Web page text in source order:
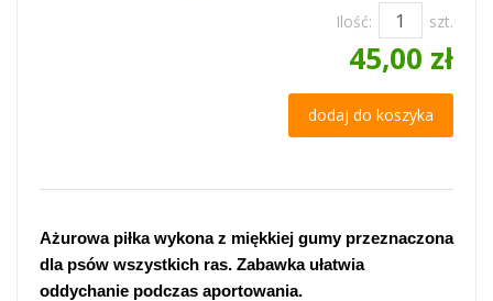
Ilość: szt.
45,00 zł
dodaj do koszyka
Ażurowa piłka wykona z miękkiej gumy przeznaczona
dla psów wszystkich ras. Zabawka ułatwia
oddychanie podczas aportowania.